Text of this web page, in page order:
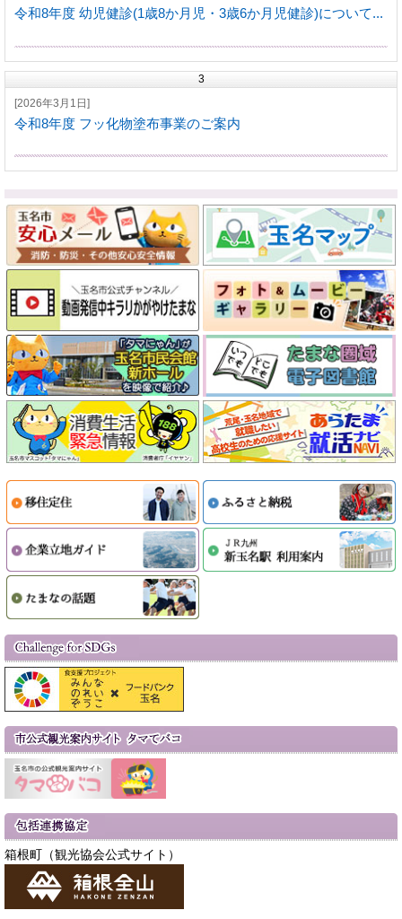
令和8年度 幼児健診(1歳8か月児・3歳6か月児健診)について...
3
[2026年3月1日]
令和8年度 フッ化物塗布事業のご案内
箱根町（観光協会公式サイト）